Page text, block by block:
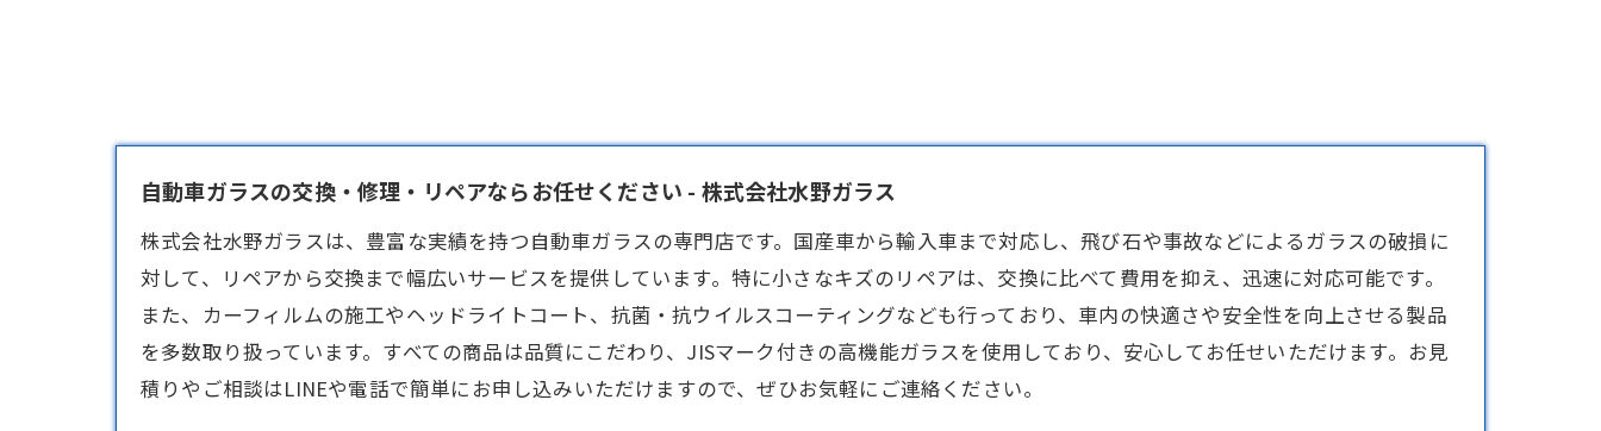
自動車ガラスの交換・修理・リペアならお任せください - 株式会社水野ガラス
株式会社水野ガラスは、豊富な実績を持つ自動車ガラスの専門店です。国産車から輸入車まで対応し、飛び石や事故などによるガラスの破損に
対して、リペアから交換まで幅広いサービスを提供しています。特に小さなキズのリペアは、交換に比べて費用を抑え、迅速に対応可能です。
また、カーフィルムの施工やヘッドライトコート、抗菌・抗ウイルスコーティングなども行っており、車内の快適さや安全性を向上させる製品
を多数取り扱っています。すべての商品は品質にこだわり、JISマーク付きの高機能ガラスを使用しており、安心してお任せいただけます。お見
積りやご相談はLINEや電話で簡単にお申し込みいただけますので、ぜひお気軽にご連絡ください。